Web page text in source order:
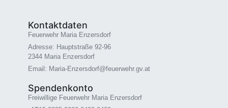
Kontaktdaten
Feuerwehr Maria Enzersdorf
Adresse: Hauptstraße 92-96
2344 Maria Enzersdorf
Email: Maria-Enzersdorf@feuerwehr.gv.at
Spendenkonto
Freiwillige Feuerwehr Maria Enzersdorf